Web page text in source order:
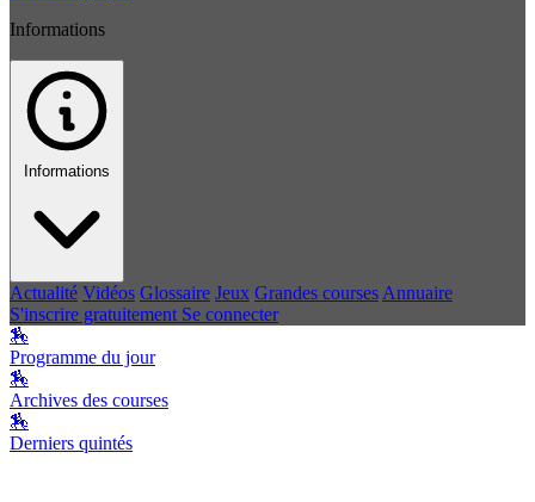
Informations
Informations
Actualité Vidéos Glossaire Jeux Grandes courses Annuaire
S'inscrire gratuitement Se connecter
🏇
Programme du jour
🏇
Archives des courses
🏇
Derniers quintés